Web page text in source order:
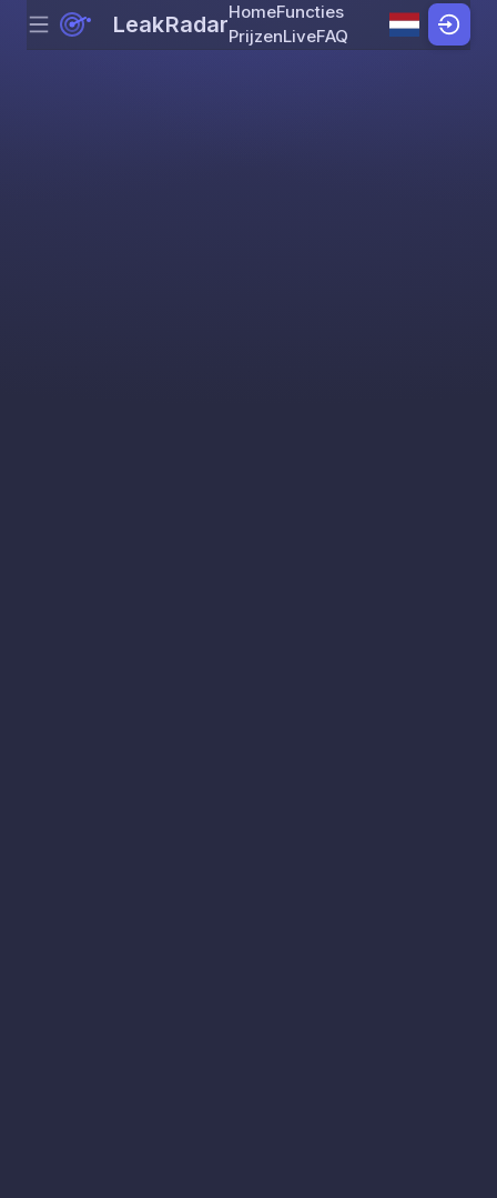
Skip to content
Menu LeakRadarHomeFuncties
PrijzenLiveFAQ